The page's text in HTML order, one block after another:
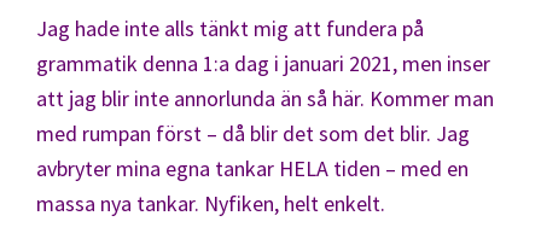
Jag hade inte alls tänkt mig att fundera på
grammatik denna 1:a dag i januari 2021, men inser
att jag blir inte annorlunda än så här. Kommer man
med rumpan först – då blir det som det blir. Jag
avbryter mina egna tankar HELA tiden – med en
massa nya tankar. Nyfiken, helt enkelt.